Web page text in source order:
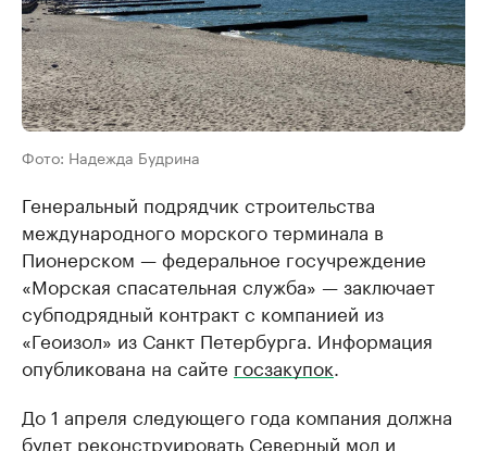
Фото: Надежда Будрина
Генеральный подрядчик строительства
международного морского терминала в
Пионерском — федеральное госучреждение
«Морская спасательная служба» — заключает
субподрядный контракт с компанией из
«Геоизол» из Санкт Петербурга. Информация
опубликована на сайте госзакупок
До 1 апреля следующего года компания должна
будет реконструировать Северный мол и